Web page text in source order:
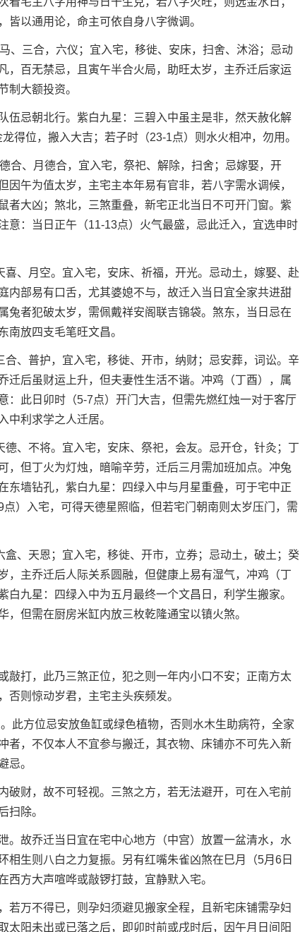
以通用论，命主可依自身八字微调。
、三合，六仪；宜入宅，移徙、安床，扫舍、沐浴；忌动
，百无禁忌，且寅午半合火局，助旺太岁，主乔迁后家运
制大额投资。
伍忌朝北行。紫白九星：三碧入中虽主是非，然天赦化解
得位，搬入大吉；若子时（23-1点）则水火相冲，勿用。
合、月德合，宜入宅，祭祀、解除，扫舍；忌嫁娶，开
午为值太岁，主宅主本年易有官非，若八字需水调候，
者大凶；煞北，三煞重叠，新宅正北当日不可开门窗。紫
意：当日正午（11-13点）火气最盛，忌此迁入，宜选申时
、月空。宜入宅，安床、祈福，开光。忌动土，嫁娶、赴
内部易有口舌，尤其婆媳不与，故迁入当日宜全家共进甜
兔者犯破太岁，需佩戴祥安阁联吉锦袋。煞东，当日忌在
南放四支毛笔旺文昌。
、普护，宜入宅，移徙、开市，纳财；忌安葬，词讼。辛
迁后虽财运上升，但夫妻性生活不谐。冲鸡（丁酉），属
：此日卯时（5-7点）开门大吉，但需先燃红烛一对于客厅
中利求学之人迁居。
、不将。宜入宅，安床、祭祀，会友。忌开仓，针灸；丁
，但丁火为灯烛，暗喻辛劳，迁后三月需加班加点。冲兔
东墙钻孔，紫白九星：四绿入中与月星重叠，可于宅中正
）入宅，可得天德星照临，但若宅门朝南则太岁压门，需
、天恩；宜入宅，移徙、开市，立券；忌动土，破土；癸
，主乔迁后人际关系圆融，但健康上易有湿气，冲鸡（丁
九星：四绿入中为五月最终一个文昌日，利学生搬家。
但需在厨房米缸内放三枚乾隆通宝以镇火煞。
敲打，此乃三煞正位，犯之则一年内小口不安；正南方太
否则惊动岁君，主宅主头疾频发。
此方位忌安放鱼缸或绿色植物，否则水木生助病符，全家
者，不仅本人不宜参与搬迁，其衣物、床铺亦不可先入新
忌。
破财，故不可轻视。三煞之方，若无法避开，可在入宅前
扫除。
。故乔迁当日宜在宅中心地方（中宫）放置一盆清水，水
相生则八白之力复振。另有红嘴朱雀凶煞在巳月（5月6日
方大声喧哗或敲锣打鼓，宜静默入宅。
若万不得已，则孕妇须避见搬家全程，且新宅床铺需孕妇
太阳未出或已落之后，即卯时前或戌时后，因午月日间阳